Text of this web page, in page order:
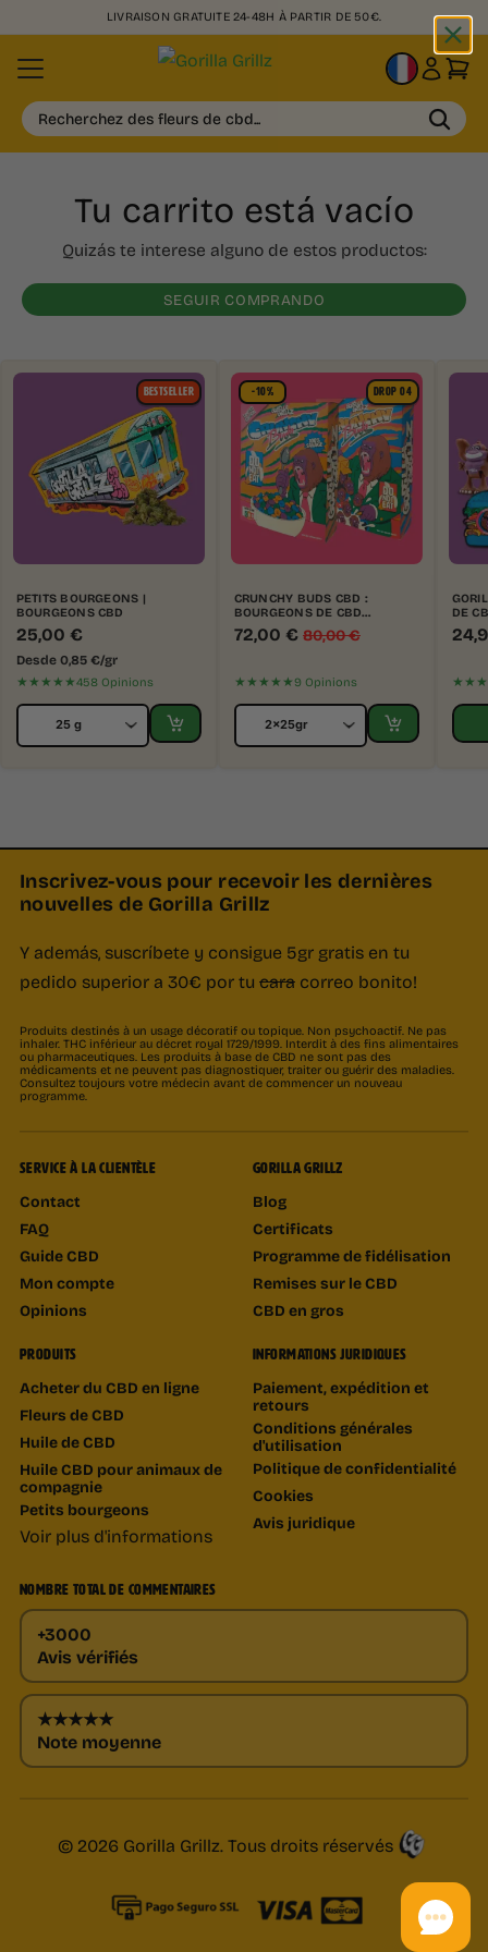
LIVRAISON GRATUITE 24-48H À PARTIR DE 50€.
FR
Recherchez des fleurs de cbd...
Tu carrito está vacío
Quizás te interese alguno de estos productos:
SEGUIR COMPRANDO
BESTSELLER
PETITS BOURGEONS |
BOURGEONS CBD
25,00 €
Desde0,85€/gr
★★★★★458 Opinions
-10% DROP 04
CRUNCHY BUDS CBD :
BOURGEONS DE CBD
D'EXTÉRIEUR
72,00 € 80,00€
★★★★★9 Opinions
DE
Inscrivez-vous pour recevoir les dernières
nouvelles de Gorilla Grillz
Y además, suscríbete y consigue 5gr gratis en tu
pedido superior a 30€ por tu cara correo bonito!
Produits destinés à un usage décoratif ou topique. Non psychoactif. Ne pas
inhaler. THC inférieur au décret royal 1729/1999. Interdit à des fins alimentaires
ou pharmaceutiques. Les produits à base de CBD ne sont pas des
médicaments et ne peuvent pas diagnostiquer, traiter ou guérir des maladies.
Consultez toujours votre médecin avant de commencer un nouveau
programme.
SERVICE À LA CLIENTÈLE
Contact
FAQ
Guide CBD
Mon compte
Opinions
GORILLA GRILLZ
Blog
Certificats
Programme de fidélisation
Remises sur le CBD
CBD en gros
PRODUITS
Acheter du CBD en ligne
Fleurs de CBD
Huile de CBD
Huile CBD pour animaux de
compagnie
Petits bourgeons
Voir plus d'informations
INFORMATIONS JURIDIQUES
Paiement, expédition et
retours
Conditions générales
d'utilisation
Politique de confidentialité
Cookies
Avis juridique
NOMBRE TOTAL DE COMMENTAIRES
+3000
Avis vérifiés
★★★★★
Note moyenne
© 2026 Gorilla Grillz. Tous droits réservés